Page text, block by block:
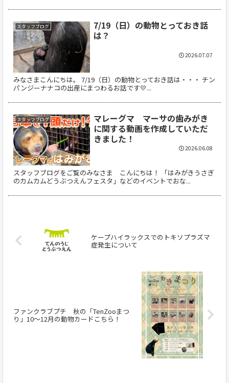
スタッフブログ
7/19（日）の動物とっておき話
は？
みなさまこんにちは。 7/19（日）の動物とっておき話は・・・ チン
パンジーナナコの出産にまつわるお話です💛...
2026.07.07
スタッフブログ
マレーグマ マーサの歯みがき
に関する動画を作成していただ
きました！
スタッフブログをご覧のみなさま こんにちは！ 「はみがきうさぎ
のカムカムどうぶつえんフェスタ」などのイベントでおな...
2026.06.08
ケープハイラックスでのトキソプラズマ
症発生について
ファンクラブプチ 秋の「TenZooまつ
り」10～12月の動物カードこちら！